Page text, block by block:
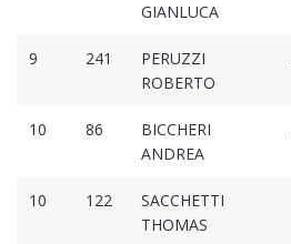
GIANLUCA
9 241
PERUZZI
ROBERTO
10 86
BICCHERI
ANDREA
10 122
SACCHETTI
THOMAS